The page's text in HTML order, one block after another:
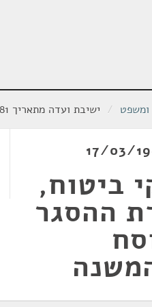
ומשפט / ישיבת ועדה מתאריך 17/03/1981
ביטוח,
פקודת ההסגר